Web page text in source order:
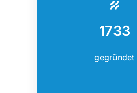
1733
gegründet